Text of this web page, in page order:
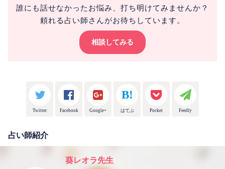
誰にも話せなかったお悩み、打ち明けてみませんか？
頼れる占い師さんがお待ちしています。
相談してみる
Twitter Facebook Google+ はてぶ Pocket Feedly
占い師紹介
葵レオラ先生